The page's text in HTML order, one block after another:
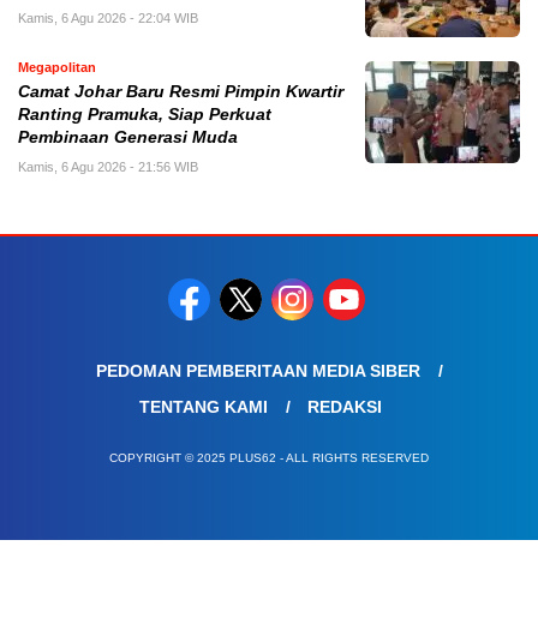
Kamis, 6 Agu 2026 - 22:04 WIB
Megapolitan
Camat Johar Baru Resmi Pimpin Kwartir
Ranting Pramuka, Siap Perkuat
Pembinaan Generasi Muda
Kamis, 6 Agu 2026 - 21:56 WIB
PEDOMAN PEMBERITAAN MEDIA SIBER
TENTANG KAMI
REDAKSI
COPYRIGHT © 2025 PLUS62 - ALL RIGHTS RESERVED